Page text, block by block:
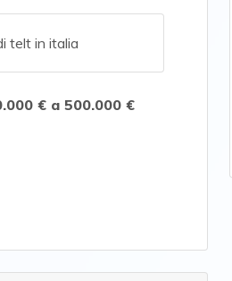
telt in italia
€ a 500.000 €